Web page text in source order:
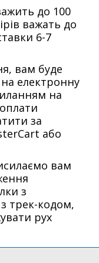
до 100
важать до
6-7
вам буде
електронну
на
за
або
вам
з
трек-кодом,
рух